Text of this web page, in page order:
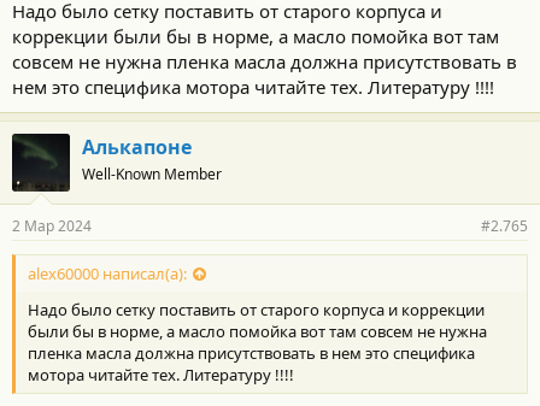
Надо было сетку поставить от старого корпуса и
коррекции были бы в норме, а масло помойка вот там
совсем не нужна пленка масла должна присутствовать в
нем это специфика мотора читайте тех. Литературу !!!!
Алькапоне
Well-Known Member
2 Мар 2024 #2.765
alex60000 написал(а):
Надо было сетку поставить от старого корпуса и коррекции
были бы в норме, а масло помойка вот там совсем не нужна
пленка масла должна присутствовать в нем это специфика
мотора читайте тех. Литературу !!!!